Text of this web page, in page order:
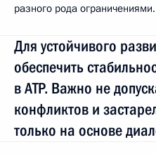
разного рода ограничениями.
Для устойчивого
обеспечить
в АТР. Важно не
конфликтов и
только на основе